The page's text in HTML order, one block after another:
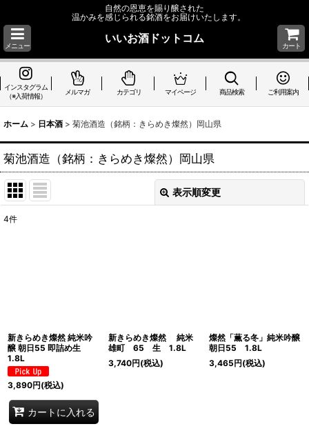
自然の恩恵を賜り醸された
温かみを感じられる銘酒をお届けいたします。
メニュー
いいお酒ドットコム
カート
インスタグラム
（※入荷情報）
メルマガ カテゴリ マイページ 商品検索 ご利用案内
ホーム > 日本酒 > 菊池酒造（銘柄：きらめき燦然）岡山県
菊池酒造（銘柄：きらめき燦然）岡山県
表示順変更
4件
新きらめき燦然 純米吟
醸 朝日55 即詰め生
1.8L
3,890円(税込)
カートに入れる
新きらめき燦然 純米
雄町 65 生 1.8L
3,740円(税込)
燦然「薫る冬」純米吟醸
朝日55 1.8L
3,465円(税込)